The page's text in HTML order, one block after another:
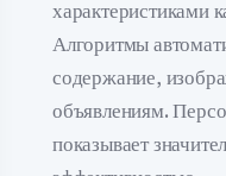
характеристиками
Алгоритмы
содержание,
объявлениям.
показывает